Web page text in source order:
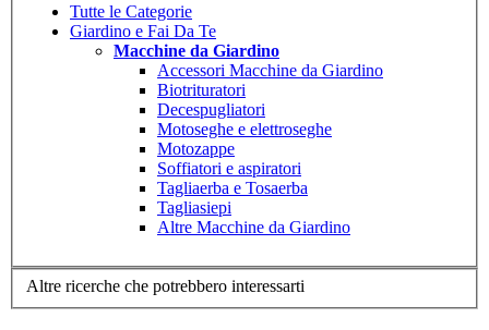
Tutte le Categorie
Giardino e Fai Da Te
Macchine da Giardino
Accessori Macchine da Giardino
Biotrituratori
Decespugliatori
Motoseghe e elettroseghe
Motozappe
Soffiatori e aspiratori
Tagliaerba e Tosaerba
Tagliasiepi
Altre Macchine da Giardino
Altre ricerche che potrebbero interessarti